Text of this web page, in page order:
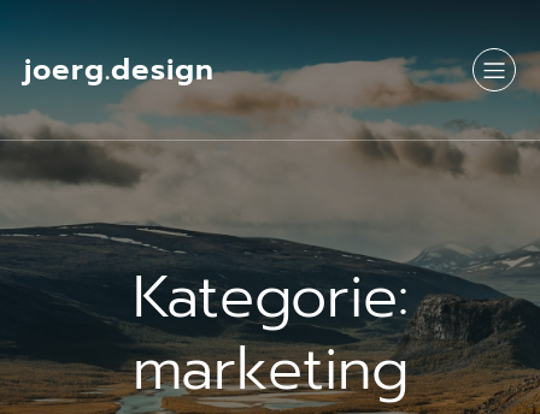
joerg.design
Kategorie:
marketing